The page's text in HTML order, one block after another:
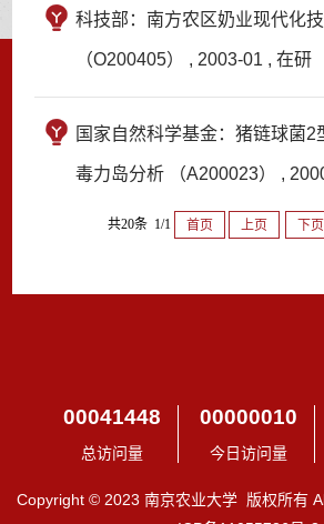
科技部：南方农区奶业现代化
（O200405） , 2003-01 , 在研
国家自然科学基金：猪链球菌2
毒力岛分析 （A200023） ,
共20条 1/1 首页 上页 下页
00041448
总访问量
00000010
今日访问量
Copyright © 2023 南京农业大学 版权所有